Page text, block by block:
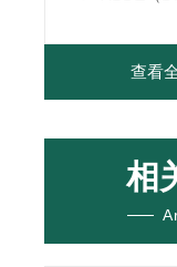
查看
相